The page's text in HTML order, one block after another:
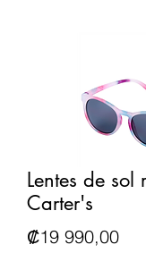
Lentes de sol
Carter's
₡19 990,00